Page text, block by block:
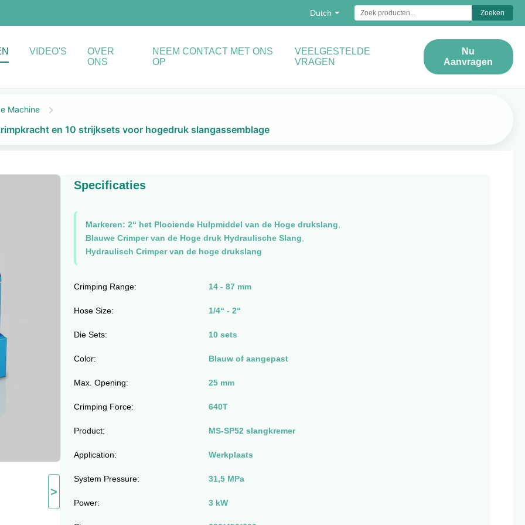
Dutch Zoeken
VIDEO'S
OVER
ONS
NEEM CONTACT MET ONS
OP
VEELGESTELDE
VRAGEN
Nu
Aanvragen
Machine
en 10 strijksets voor hogedruk slangassemblage
>
Specificaties
Markeren: 2“ het Plooiende Hulpmiddel van de Hoge drukslang
Blauwe Crimper van de Hoge druk Hydraulische Slang
Hydraulisch Crimper van de hoge drukslang
Crimping Range: 14 - 87 mm
Hose Size: 1/4“ - 2“
Die Sets: 10 sets
Color: Blauw of aangepast
Max. Opening: 25 mm
Crimping Force: 640T
Product: MS-SP52 slangkremer
Application: Werkplaats
System Pressure: 31,5 MPa
Power: 3 kW